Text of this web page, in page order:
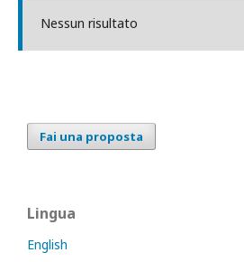
Nessun risultato
Fai una proposta
Lingua
English